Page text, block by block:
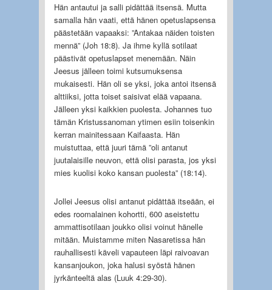
Hän antautui ja salli pidättää itsensä. Mutta
samalla hän vaati, että hänen opetuslapsensa
päästetään vapaaksi: ”Antakaa näiden toisten
mennä” (Joh 18:8). Ja ihme kyllä sotilaat
päästivät opetuslapset menemään. Näin
Jeesus jälleen toimi kutsumuksensa
mukaisesti. Hän oli se yksi, joka antoi itsensä
alttiiksi, jotta toiset saisivat elää vapaana.
Jälleen yksi kaikkien puolesta. Johannes tuo
tämän Kristussanoman ytimen esiin toisenkin
kerran mainitessaan Kaifaasta. Hän
muistuttaa, että juuri tämä ”oli antanut
juutalaisille neuvon, että olisi parasta, jos yksi
mies kuolisi koko kansan puolesta” (18:14).
Jollei Jeesus olisi antanut pidättää itseään, ei
edes roomalainen kohortti, 600 aseistettu
ammattisotilaan joukko olisi voinut hänelle
mitään. Muistamme miten Nasaretissa hän
rauhallisesti käveli vapauteen läpi raivoavan
kansanjoukon, joka halusi syöstä hänen
jyrkänteeltä alas (Luuk 4:29-30).